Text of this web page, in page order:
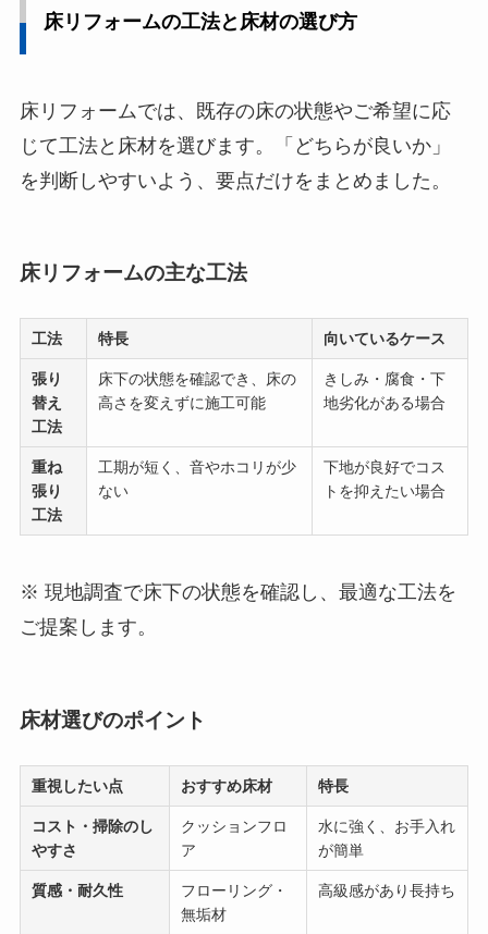
床リフォームの工法と床材の選び方
床リフォームでは、既存の床の状態やご希望に応
じて工法と床材を選びます。「どちらが良いか」
を判断しやすいよう、要点だけをまとめました。
床リフォームの主な工法
工法 特長 向いているケース
張り
替え
工法
床下の状態を確認でき、床の
高さを変えずに施工可能
きしみ・腐食・下
地劣化がある場合
重ね
張り
工法
工期が短く、音やホコリが少
ない
下地が良好でコス
トを抑えたい場合
※ 現地調査で床下の状態を確認し、最適な工法を
ご提案します。
床材選びのポイント
重視したい点 おすすめ床材 特長
コスト・掃除のし
やすさ
クッションフロ
ア
水に強く、お手入れ
が簡単
質感・耐久性
フローリング・
無垢材
高級感があり長持ち